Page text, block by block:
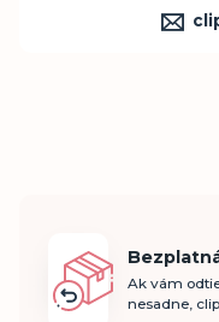
Ak vám
nesadne,